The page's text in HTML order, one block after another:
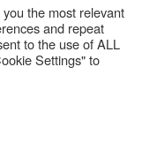
the most relevant
and repeat
to the use of ALL
Settings" to